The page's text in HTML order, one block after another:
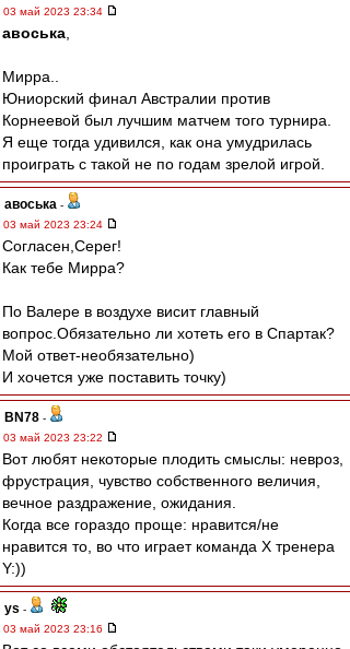
03 май 2023 23:34
авоська
Мирра..
Юниорский финал Австралии против
Корнеевой был лучшим матчем того турнира.
Я еще тогда удивился, как она умудрилась
проиграть с такой не по годам зрелой игрой.
авоська -
03 май 2023 23:24
Согласен,Серег!
Как тебе Мирра?
По Валере в воздухе висит главный
вопрос.Обязательно ли хотеть его в Спартак?
Мой ответ-необязательно)
И хочется уже поставить точку)
BN78 -
03 май 2023 23:22
Вот любят некоторые плодить смыслы: невроз,
фрустрация, чувство собственного величия,
вечное раздражение, ожидания.
Когда все гораздо проще: нравится/не
нравится то, во что играет команда Х тренера
Y:))
ys -
03 май 2023 23:16